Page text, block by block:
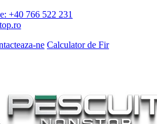
+40 766 522 231
ne Calculator de Fir